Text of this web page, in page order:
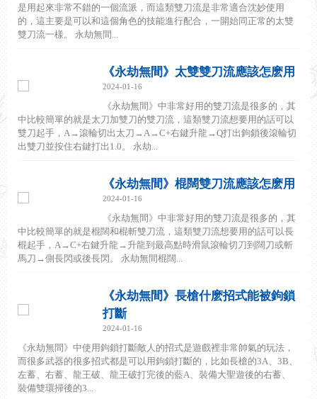
是用起來非常不錯的一個流派，而這類雙刀流是非常適合沈妙使用
的，這主要是可以和這個角色的技能進行配合，一開始同正常的太雙
雙刀流一樣。 永劫無間...
《永劫無間》太雙雙刀流應該怎麽用
2024-01-16
《永劫無間》中非常好用的雙刀流是很多的，其
中比較簡單的就是太刀加雙刀的雙刀流，這類雙刀流想要用的話可以
雙刀起手，A→滾輪切出太刀→A→C+右鍵升龍→Q打出鉤鎖後滾輪切
出雙刀並按住右鍵打出1.0。 永劫...
《永劫無間》棍闊雙刀流應該怎麽用
2024-01-16
《永劫無間》中非常好用的雙刀流是很多的，其
中比較簡單的就是棍闊和棍斬雙刀流，這類雙刀流想要用的話可以長
棍起手，A→C+右鍵升龍→升龍到最高點時滑鼠滾輪切刀到闊刀或斬
馬刀→側長閃或後長閃。 永劫無間棍闊...
《永劫無間》長槍什麽招式能被鉤鎖
打斷
2024-01-16
《永劫無間》中使用鉤鎖打斷敵人的招式是遊戲裡非常帥氣的玩法，
而很多武器的很多招式都是可以用鉤鎖打斷的，比如長槍的3A、3B、
左蓄、右蓄、龍王破、龍王破打完後的藍A、裝備大聖遊後的右蓄、
裝備雙環掃後的3...